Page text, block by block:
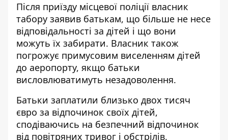
Після приїзду місцевої поліції власник
табору заявив батькам, що більше не несе
відповідальності за дітей і що вони
можуть їх забирати. Власник також
погрожує примусовим виселенням дітей
до аеропорту, якщо батьки
висловлюватимуть незадоволення.
Батьки заплатили близько двох тисяч
євро за відпочинок своїх дітей,
сподіваючись на безпечний відпочинок
від повітряних тривог і обстрілів.